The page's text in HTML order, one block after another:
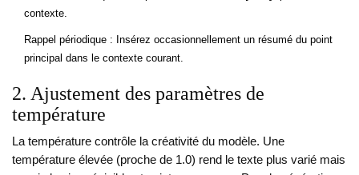
contexte.
Rappel périodique : Insérez occasionnellement un résumé du point
principal dans le contexte courant.
2. Ajustement des paramètres de
température
La température contrôle la créativité du modèle. Une
température élevée (proche de 1.0) rend le texte plus varié mais